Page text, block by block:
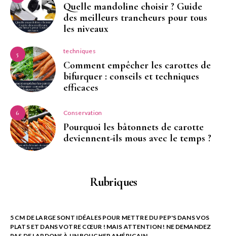
Quelle mandoline choisir ? Guide
des meilleurs trancheurs pour tous
les niveaux
5 techniques
Comment empêcher les carottes de
bifurquer : conseils et techniques
efficaces
6 Conservation
Pourquoi les bâtonnets de carotte
deviennent-ils mous avec le temps ?
Rubriques
5 CM DE LARGE SONT IDÉALES POUR METTRE DU PEP'S DANS VOS
PLATS ET DANS VOTRE CŒUR ! MAIS ATTENTION ! NE DEMANDEZ